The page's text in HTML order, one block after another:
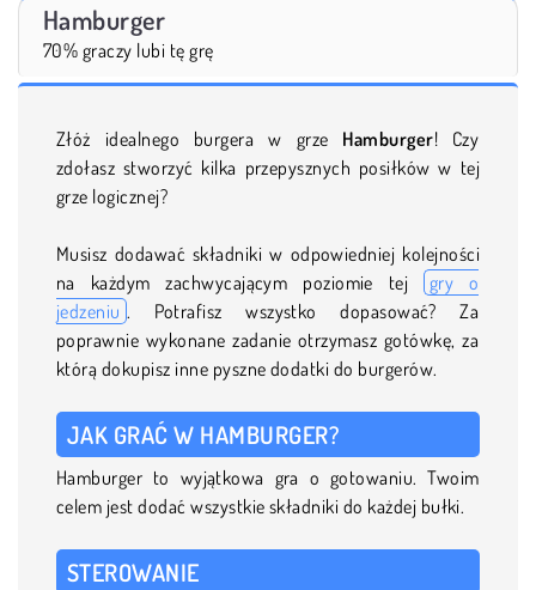
Hamburger
70% graczy lubi tę grę
Złóż idealnego burgera w grze Hamburger! Czy
zdołasz stworzyć kilka przepysznych posiłków w tej
grze logicznej?
Musisz dodawać składniki w odpowiedniej kolejności
na każdym zachwycającym poziomie tej
gry o
jedzeniu . Potrafisz wszystko dopasować? Za
poprawnie wykonane zadanie otrzymasz gotówkę, za
którą dokupisz inne pyszne dodatki do burgerów.
JAK GRAĆ W HAMBURGER?
Hamburger to wyjątkowa gra o gotowaniu. Twoim
celem jest dodać wszystkie składniki do każdej bułki.
STEROWANIE